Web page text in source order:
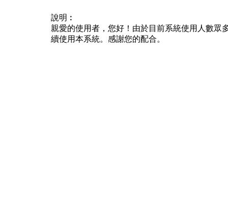
說明︰
親愛的使用者，您好！由於目前系統使用人數眾
續使用本系統。感謝您的配合。